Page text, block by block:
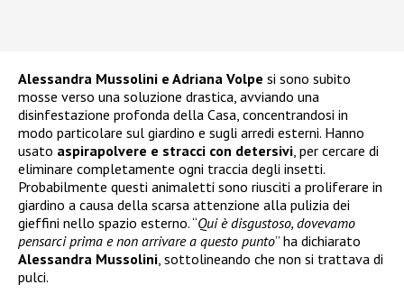
Alessandra Mussolini e Adriana Volpe si sono subito
mosse verso una soluzione drastica, avviando una
disinfestazione profonda della Casa, concentrandosi in
modo particolare sul giardino e sugli arredi esterni. Hanno
usato aspirapolvere e stracci con detersivi, per cercare di
eliminare completamente ogni traccia degli insetti.
Probabilmente questi animaletti sono riusciti a proliferare in
giardino a causa della scarsa attenzione alla pulizia dei
gieffini nello spazio esterno. “Qui è disgustoso, dovevamo
pensarci prima e non arrivare a questo punto” ha dichiarato
Alessandra Mussolini, sottolineando che non si trattava di
pulci.